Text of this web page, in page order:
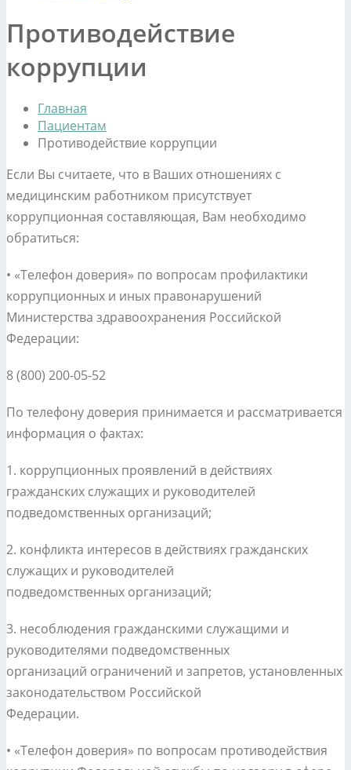
Противодействие
коррупции
Главная
Пациентам
Противодействие коррупции
Если Вы считаете, что в Ваших отношениях с
медицинским работником присутствует
коррупционная составляющая, Вам необходимо
обратиться:
• «Телефон доверия» по вопросам профилактики
коррупционных и иных правонарушений
Министерства здравоохранения Российской
Федерации:
8 (800) 200-05-52
По телефону доверия принимается и рассматривается
информация о фактах:
1. коррупционных проявлений в действиях
гражданских служащих и руководителей
подведомственных организаций;
2. конфликта интересов в действиях гражданских
служащих и руководителей
подведомственных организаций;
3. несоблюдения гражданскими служащими и
руководителями подведомственных
организаций ограничений и запретов, установленных
законодательством Российской
Федерации.
• «Телефон доверия» по вопросам противодействия